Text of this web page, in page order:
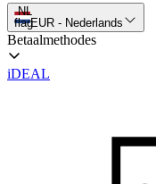
NL
flagEUR- Nederlands
Betaalmethodes
iDEAL